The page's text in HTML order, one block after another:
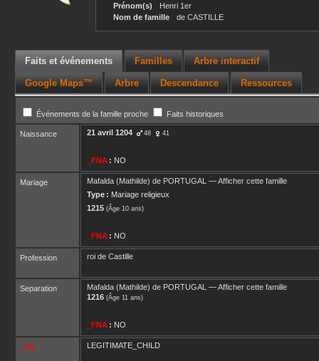
Prénom(s)
Henri 1er
Nom de famille
de CASTILLE
Faits et événements Familles Arbre interactif
Google Maps™ Arbre Descendance Ressources
Événements de la famille proche Faits historiques
Naissance 21 avril 1204 48 41
_FNA : NO
Mariage Mafalda (Mathilde) de PORTUGAL —Afficher cette famille
Type : Mariage religieux
1215 (Âge 10 ans)
_FNA : NO
Profession roi de Castille
Separation Mafalda (Mathilde) de PORTUGAL —Afficher cette famille
1216 (Âge 11 ans)
_FNA : NO
_FIL LEGITIMATE_CHILD